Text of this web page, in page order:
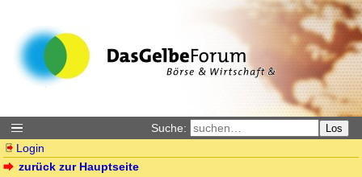
Suche: Los
Login
zurück zur Hauptseite